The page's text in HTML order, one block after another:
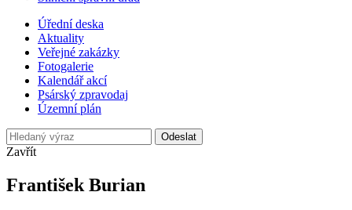
Úřední deska
Aktuality
Veřejné zakázky
Fotogalerie
Kalendář akcí
Psárský zpravodaj
Územní plán
Odeslat
Zavřít
František Burian